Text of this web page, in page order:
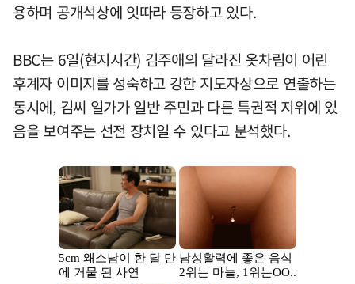
용하며 공개석상에 잇따라 등장하고 있다.
BBC는 6일(현지시간) 김주애의 달라진 옷차림이 어린
후계자 이미지를 성숙하고 강한 지도자상으로 연출하는
동시에, 김씨 일가가 일반 주민과 다른 특권적 지위에 있
음을 보여주는 선전 장치일 수 있다고 분석했다.